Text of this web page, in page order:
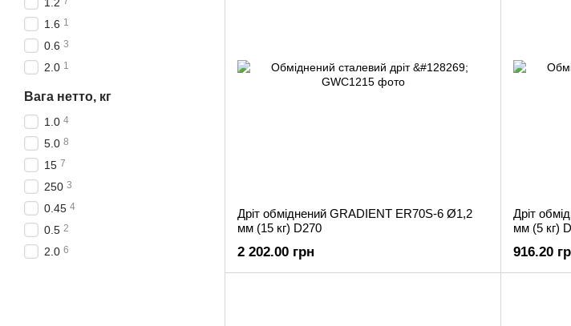
Дріт обміднений GRADIENT ER70S-6 Ø1,2
мм (15 кг) D270
2 202.00 грн
Дріт
мм (5 кг)
916.20
1.6 1
0.6 3
2.0 1
Вага нетто, кг
1.0 4
5.0 8
15 7
250 3
0.45 4
0.5 2
2.0 6